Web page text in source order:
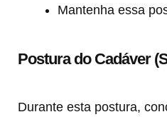
Mantenha essa
Postura do Cadáver
Durante esta postura,